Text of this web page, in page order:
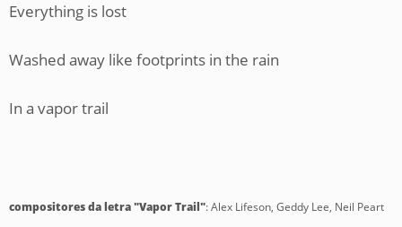
Everything is lost
Washed away like footprints in the rain
In a vapor trail
compositores da letra "Vapor Trail": Alex Lifeson, Geddy Lee, Neil Peart